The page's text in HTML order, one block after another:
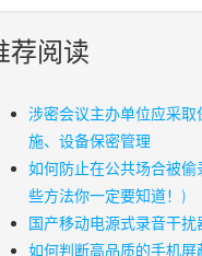
荐阅读
涉密会议主办单位应采
施、设备保密管理
如何防止在公共场合被
些方法你一定要知道！)
国产移动电源式录音干
如何判断高品质的手机屏